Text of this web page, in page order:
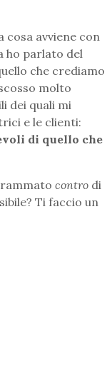
cosa avviene con
ho parlato del
che crediamo
molto
dei quali mi
e le clienti:
di quello che
contro di
Ti faccio un